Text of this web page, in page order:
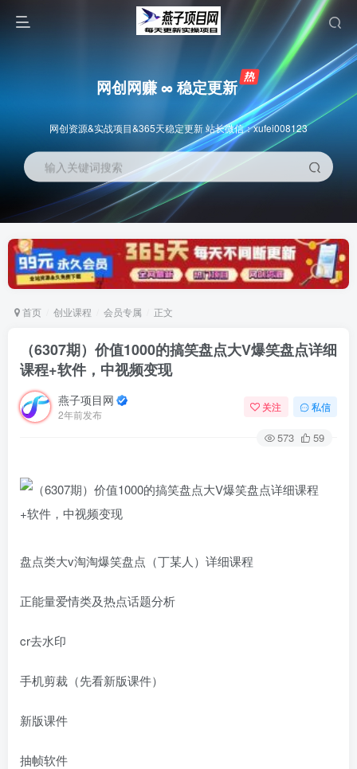
网创网赚 ∞ 稳定更新
网创资源&实战项目&365天稳定更新 站长微信：xufei008123
输入关键词搜索
首页 创业课程 会员专属 正文
（6307期）价值1000的搞笑盘点大V爆笑盘点详细
课程+软件，中视频变现
燕子项目网
2年前发布
关注 私信
573 59
盘点类大v淘淘爆笑盘点（丁某人）详细课程
正能量爱情类及热点话题分析
cr去水印
手机剪裁（先看新版课件）
新版课件
抽帧软件